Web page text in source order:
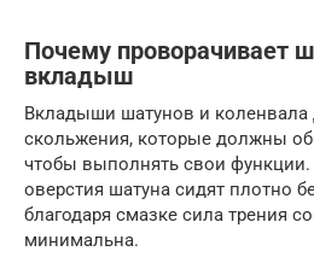
Почему проворачивает
вкладыш
Вкладыши шатунов и
скольжения, которые должны
чтобы выполнять свои
оверстия шатуна сидят плотно
благодаря смазке сила трения
минимальна.